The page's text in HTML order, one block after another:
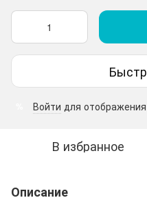
Войти для
В избранное
Описание